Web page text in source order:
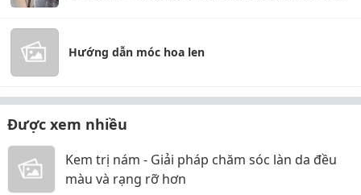
Hướng dẫn móc hoa len
Được xem nhiều
Kem trị nám - Giải pháp chăm sóc làn da đều
màu và rạng rỡ hơn